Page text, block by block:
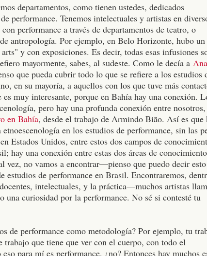
departamentos, como tienen ustedes, dedicados
performance. Tenemos intelectuales y artistas en
performance a través de departamentos de teatro, o
antropología. Por ejemplo, en Belo Horizonte, hubo
y con exposiciones. Es decir, todas esas infusiones
mayormente, sabes, al sudeste. Como le decía a
que pueda cubrir todo lo que se refiere a los estudios
en su mayoría, a aquellos con los que tuve más
muy interesante, porque en Bahía hay una conexión.
pero hay una profunda conexión entre
en Bahía, desde el trabajo de Armindo Bião. Así es que
en los estudios de performance, sin las
Estados Unidos, entre estos dos campos de
hay una conexión entre estas dos áreas de
vez, no vamos a encontrar—pienso que puedo decir
estudios de performance en Brasil. Encontraremos,
intelectuales, y la práctica—muchos artistas
una curiosidad por la performance. No sé si contesté tu
de performance como metodología? Por ejemplo, tu
trabajo que tiene que ver con el cuerpo, con todo el
para mí es performance, ¿no? Entonces hay muchos